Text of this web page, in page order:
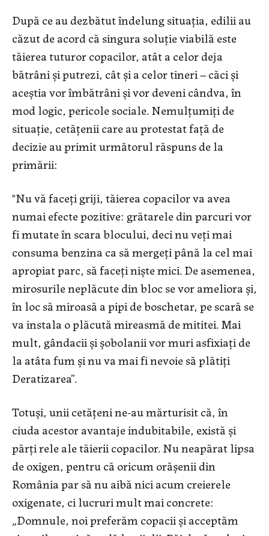
După ce au dezbătut îndelung situaţia, edilii au
căzut de acord că singura soluţie viabilă este
tăierea tuturor copacilor, atât a celor deja
bătrâni şi putrezi, cât şi a celor tineri – căci şi
aceştia vor îmbătrâni şi vor deveni cândva, în
mod logic, pericole sociale. Nemulțumiți de
situație, cetăţenii care au protestat faţă de
decizie au primit următorul răspuns de la
primării:
"Nu vă faceți griji, tăierea copacilor va avea
numai efecte pozitive: grătarele din parcuri vor
fi mutate în scara blocului, deci nu veți mai
consuma benzina ca să mergeţi până la cel mai
apropiat parc, să faceţi nişte mici. De asemenea,
mirosurile neplăcute din bloc se vor ameliora şi,
în loc să miroasă a pipi de boschetar, pe scară se
va instala o plăcută mireasmă de mititei. Mai
mult, gândacii şi şobolanii vor muri asfixiaţi de
la atâta fum și nu va mai fi nevoie să plătiţi
Deratizarea”.
Totuşi, unii cetăţeni ne-au mărturisit că, în
ciuda acestor avantaje indubitabile, există şi
părţi rele ale tăierii copacilor. Nu neapărat lipsa
de oxigen, pentru că oricum orăşenii din
România par să nu aibă nici acum creierele
oxigenate, ci lucruri mult mai concrete:
„Domnule, noi preferăm copacii şi acceptăm